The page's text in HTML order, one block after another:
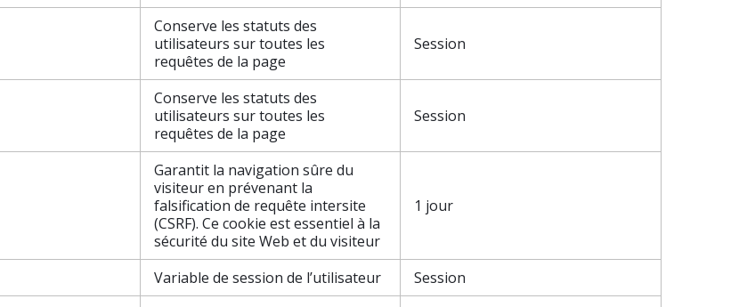
Conserve les statuts des
utilisateurs sur toutes les
requêtes de la page
Session
Conserve les statuts des
utilisateurs sur toutes les
requêtes de la page
Session
Garantit la navigation sûre du
visiteur en prévenant la
falsification de requête intersite
(CSRF). Ce cookie est essentiel à la
sécurité du site Web et du visiteur
1 jour
Variable de session de l’utilisateur Session